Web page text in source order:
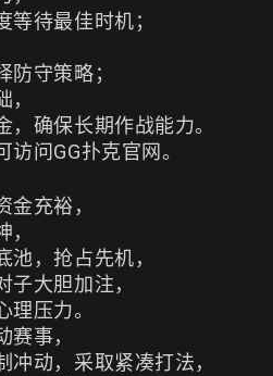
等待最佳时机；
守策略；
确保长期作战能力。
访问GG扑克官网。
金充裕，
，抢占先机，
大胆加注，
压力。
赛事，
动，采取紧凑打法，